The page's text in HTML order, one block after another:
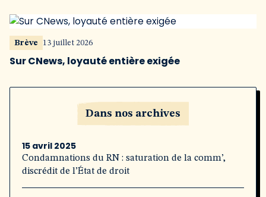
Brève 13 juillet 2026
Sur CNews, loyauté entière exigée
Dans nos archives
15 avril 2025
Condamnations du RN : saturation de la comm’,
discrédit de l’État de droit